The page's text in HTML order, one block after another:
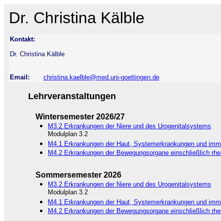
Dr. Christina Kälble
Kontakt:
Dr. Christina Kälble
Email: christina.kaelble@med.uni-goettingen.de
Lehrveranstaltungen
Wintersemester 2026/27
M3.2 Erkrankungen der Niere und des Urogenitalsystems
Modulplan 3.2
M4.1 Erkrankungen der Haut, Systemerkrankungen und
M4.2 Erkrankungen der Bewegungsorgane einschließlich
Sommersemester 2026
M3.2 Erkrankungen der Niere und des Urogenitalsystems
Modulplan 3.2
M4.1 Erkrankungen der Haut, Systemerkrankungen und
M4.2 Erkrankungen der Bewegungsorgane einschließlich